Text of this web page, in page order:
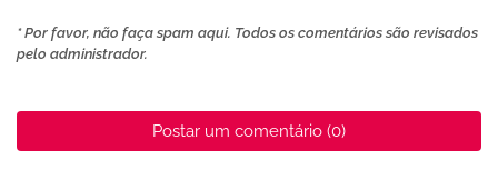
* Por favor, não faça spam aqui. Todos os comentários são revisados ​​
pelo administrador.
Postar um comentário (0)